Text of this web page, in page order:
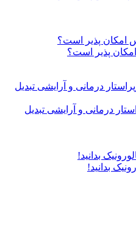
امکان پذیر است؟
درمانی و آرایشی تبدیل
بدانید!